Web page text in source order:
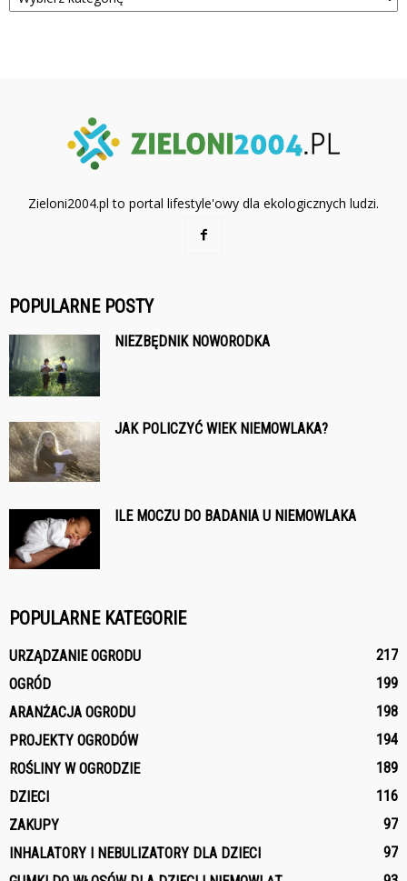
Zieloni2004.pl to portal lifestyle'owy dla ekologicznych ludzi.
POPULARNE POSTY
NIEZBĘDNIK NOWORODKA
JAK POLICZYĆ WIEK NIEMOWLAKA?
ILE MOCZU DO BADANIA U NIEMOWLAKA
POPULARNE KATEGORIE
URZĄDZANIE OGRODU
217
OGRÓD
199
ARANŻACJA OGRODU
198
PROJEKTY OGRODÓW
194
ROŚLINY W OGRODZIE
189
DZIECI
116
ZAKUPY
97
INHALATORY I NEBULIZATORY DLA DZIECI
97